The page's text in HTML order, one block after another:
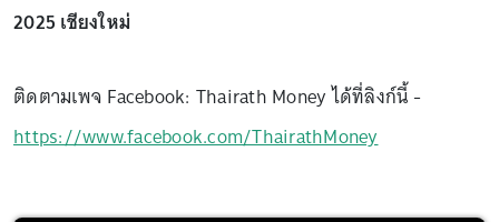
2025 เชียงใหม่
ติดตามเพจ Facebook: Thairath Money ได้ที่ลิงก์นี้ -
https://www.facebook.com/ThairathMoney